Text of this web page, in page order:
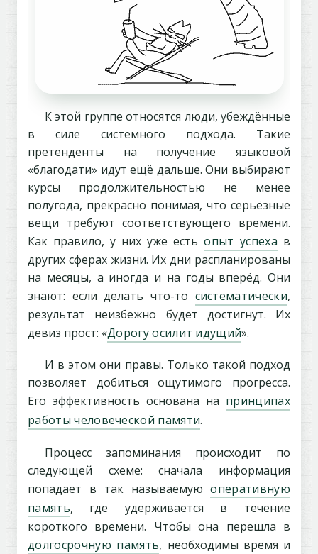
К этой группе относятся люди, убеждённые
в силе системного подхода. Такие
претенденты на получение языковой
«благодати» идут ещё дальше. Они выбирают
курсы продолжительностью не менее
полугода, прекрасно понимая, что серьёзные
вещи требуют соответствующего времени.
Как правило, у них уже естьопыт успеха в
других сферах жизни. Их дни распланированы
на месяцы, а иногда и на годы вперёд. Они
знают: если делать что-то систематически,
результат неизбежно будет достигнут. Их
девиз прост: «Дорогу осилит идущий».
И в этом они правы. Только такой подход
позволяет добиться ощутимого прогресса.
Его эффективность основана на принципах
работы человеческой памяти.
Процесс запоминания происходит по
следующей схеме: сначала информация
попадает в так называемуюоперативную
память, где удерживается в течение
короткого времени. Чтобы она перешла в
долгосрочную память, необходимы время и